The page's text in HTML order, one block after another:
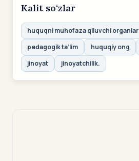
Kalit so‘zlar
huquqni muhofaza qiluvchi organlar
pedagogik ta’lim
huquqiy ong
jinoyat
jinoyatchilik.